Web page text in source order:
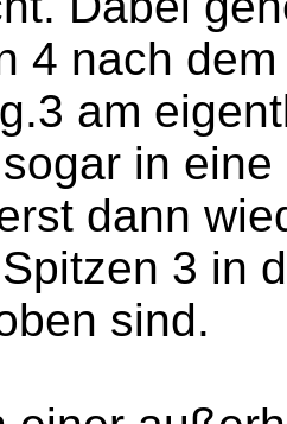
4 nach
am
in
dann
3 in
sind.